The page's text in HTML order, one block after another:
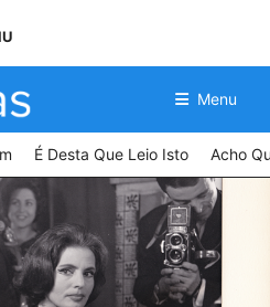
Menu
É Desta Que Leio Isto Acho